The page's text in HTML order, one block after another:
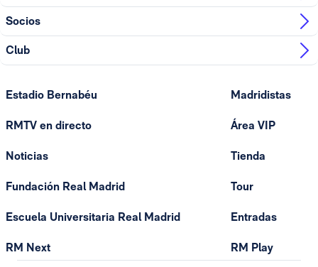
Socios
Club
Estadio Bernabéu
RMTV en directo
Noticias
Fundación Real Madrid
Escuela Universitaria Real Madrid
RM Next
Madridistas
Área VIP
Tienda
Tour
Entradas
RM Play